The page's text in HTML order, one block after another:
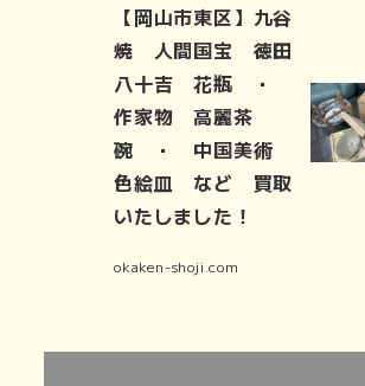
【岡山市東区】九谷
焼 人間国宝 徳田
八十吉 花瓶 ・
作家物 高麗茶
碗 ・ 中国美術
色絵皿 など 買取
いたしました！
okaken-shoji.com